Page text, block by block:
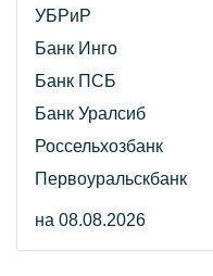
УБРиР
Банк Инго
Банк ПСБ
Банк Уралсиб
Россельхозбанк
Первоуральскбанк
на 08.08.2026